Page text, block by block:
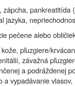
zápcha, pankreatitída
jazyka,
pečene alebo
pľuzgiere/
závažná
a podráždenej
a vypadávanie vlasov,